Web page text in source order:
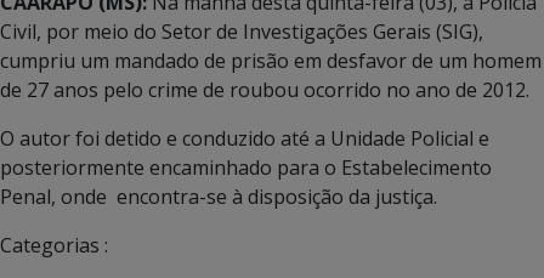
Civil, por meio do Setor de Investigações Gerais (SIG),
cumpriu um mandado de prisão em desfavor de um homem
de 27 anos pelo crime de roubou ocorrido no ano de 2012.
O autor foi detido e conduzido até a Unidade Policial e
posteriormente encaminhado para o Estabelecimento
Penal, onde encontra-se à disposição da justiça.
Categorias :